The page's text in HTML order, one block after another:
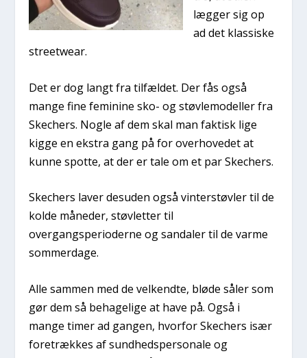
lægger sig op
ad det klassiske
streetwear.
Det er dog langt fra tilfældet. Der fås også
mange fine feminine sko- og støvlemodeller fra
Skechers. Nogle af dem skal man faktisk lige
kigge en ekstra gang på for overhovedet at
kunne spotte, at der er tale om et par Skechers.
Skechers laver desuden også vinterstøvler til de
kolde måneder, støvletter til
overgangsperioderne og sandaler til de varme
sommerdage.
Alle sammen med de velkendte, bløde såler som
gør dem så behagelige at have på. Også i
mange timer ad gangen, hvorfor Skechers især
foretrækkes af sundhedspersonale og